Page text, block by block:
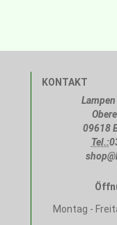
KONTAKT
09618
Tel.:
Montag -